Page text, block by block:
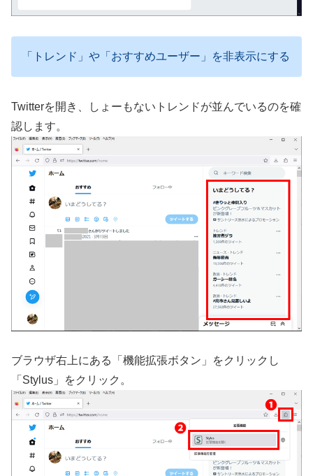
「トレンド」や「おすすめユーザー」を非表示にする
Twitterを開き、しょーもないトレンドが並んでいるのを確
認します。
ブラウザ右上にある「機能拡張ボタン」をクリックし
「Stylus」をクリック。